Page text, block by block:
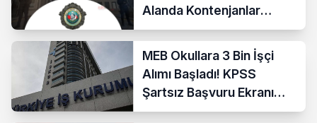
Alanda Kontenjanlar
Nedir?
MEB Okullara 3 Bin İşçi
Alımı Başladı! KPSS
Şartsız Başvuru Ekranı
Açıldı